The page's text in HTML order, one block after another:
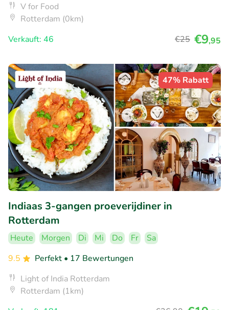
V for Food
Rotterdam (0km)
Verkauft: 46
€25 €9,95
47% Rabatt
Indiaas 3-gangen proeverijdiner in
Rotterdam
Heute Morgen Di Mi Do Fr
Sa
9.5
Perfekt • 17 Bewertungen
Light of India Rotterdam
Rotterdam (1km)